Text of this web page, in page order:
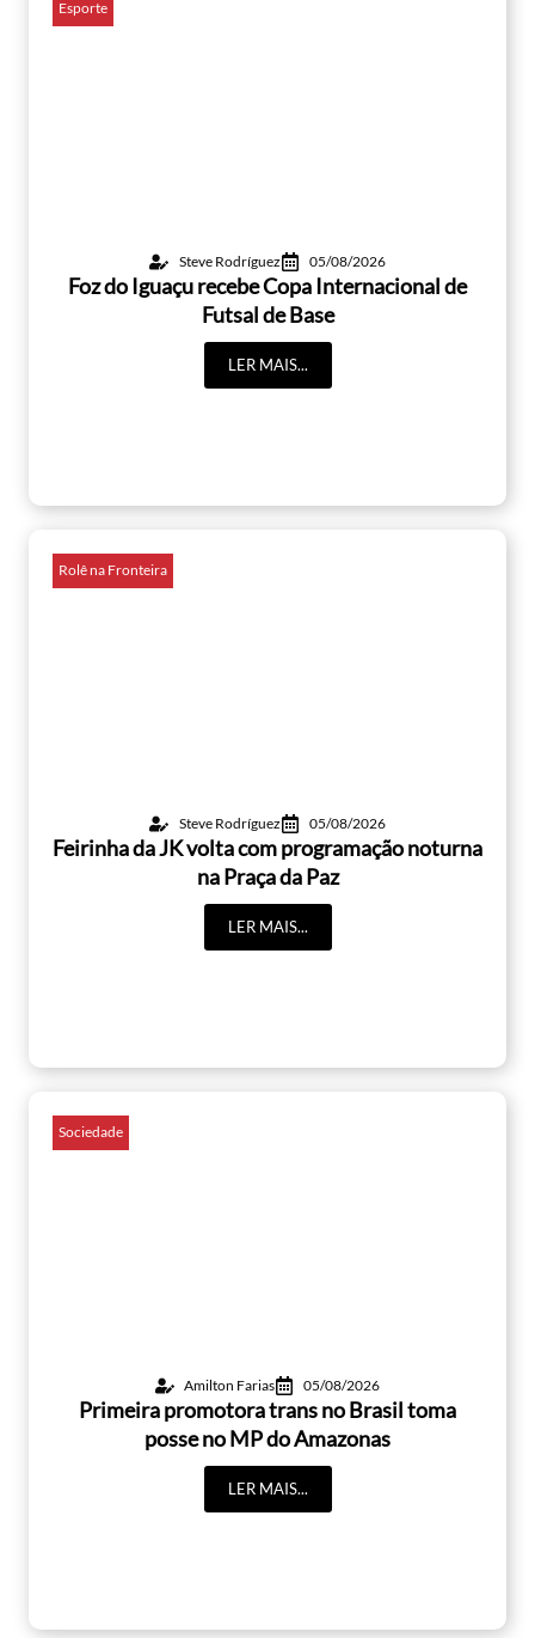
Esporte
Steve Rodríguez 05/08/2026
Foz do Iguaçu recebe Copa Internacional de
Futsal de Base
LER MAIS...
Rolê na Fronteira
Steve Rodríguez 05/08/2026
Feirinha da JK volta com programação noturna
na Praça da Paz
LER MAIS...
Sociedade
Amilton Farias 05/08/2026
Primeira promotora trans no Brasil toma
posse no MP do Amazonas
LER MAIS...